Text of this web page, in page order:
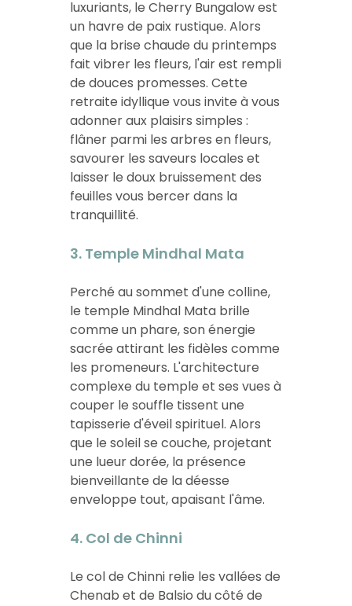
luxuriants, le Cherry Bungalow est
un havre de paix rustique. Alors
que la brise chaude du printemps
fait vibrer les fleurs, l'air est rempli
de douces promesses. Cette
retraite idyllique vous invite à vous
adonner aux plaisirs simples :
flâner parmi les arbres en fleurs,
savourer les saveurs locales et
laisser le doux bruissement des
feuilles vous bercer dans la
tranquillité.
3. Temple Mindhal Mata
Perché au sommet d'une colline,
le temple Mindhal Mata brille
comme un phare, son énergie
sacrée attirant les fidèles comme
les promeneurs. L'architecture
complexe du temple et ses vues à
couper le souffle tissent une
tapisserie d'éveil spirituel. Alors
que le soleil se couche, projetant
une lueur dorée, la présence
bienveillante de la déesse
enveloppe tout, apaisant l'âme.
4. Col de Chinni
Le col de Chinni relie les vallées de
Chenab et de Balsio du côté de